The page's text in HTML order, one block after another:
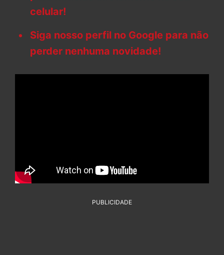
celular!
Siga nosso perfil no Google para não
perder nenhuma novidade!
PUBLICIDADE